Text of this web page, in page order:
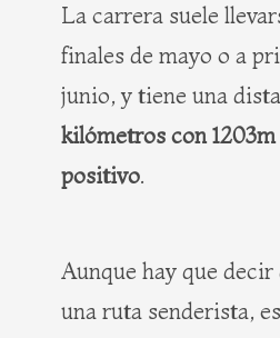
La carrera suele
finales de mayo o a
junio, y tiene una
kilómetros con
positivo.
Aunque hay que decir
una ruta senderista,